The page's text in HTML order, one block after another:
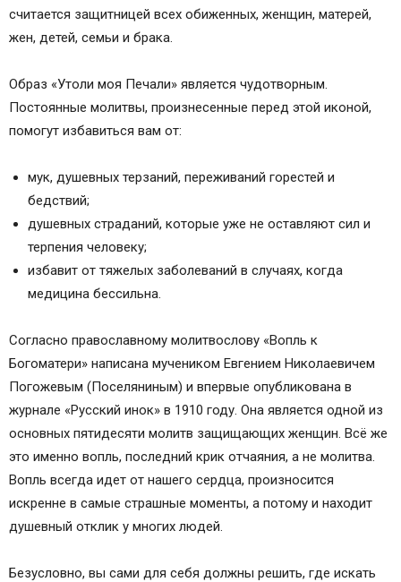
считается защитницей всех обиженных, женщин, матерей,
жен, детей, семьи и брака.
Образ «Утоли моя Печали» является чудотворным.
Постоянные молитвы, произнесенные перед этой иконой,
помогут избавиться вам от:
мук, душевных терзаний, переживаний горестей и
бедствий;
душевных страданий, которые уже не оставляют сил и
терпения человеку;
избавит от тяжелых заболеваний в случаях, когда
медицина бессильна.
Согласно православному молитвослову «Вопль к
Богоматери» написана мучеником Евгением Николаевичем
Погожевым (Поселяниным) и впервые опубликована в
журнале «Русский инок» в 1910 году. Она является одной из
основных пятидесяти молитв защищающих женщин. Всё же
это именно вопль, последний крик отчаяния, а не молитва.
Вопль всегда идет от нашего сердца, произносится
искренне в самые страшные моменты, а потому и находит
душевный отклик у многих людей.
Безусловно, вы сами для себя должны решить, где искать